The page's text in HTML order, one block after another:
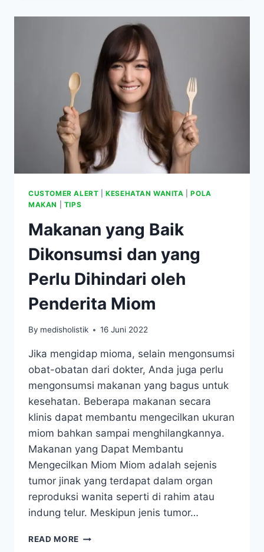
YANG
SEMBUH
KISTA
DENGAN
TERAPI
NUTRISI
MINYAK
KELAPA
DAN
TANPA
OPERASI
CUSTOMER ALERT |KESEHATAN WANITA |POLA
MAKAN
TIPS
Makanan yang Baik
Dikonsumsi dan yang
Perlu Dihindari oleh
Penderita Miom
By medisholistik 16 Juni 2022
Jika mengidap mioma, selain mengonsumsi
obat-obatan dari dokter, Anda juga perlu
mengonsumsi makanan yang bagus untuk
kesehatan. Beberapa makanan secara
klinis dapat membantu mengecilkan ukuran
miom bahkan sampai menghilangkannya.
Makanan yang Dapat Membantu
Mengecilkan Miom Miom adalah sejenis
tumor jinak yang terdapat dalam organ
reproduksi wanita seperti di rahim atau
indung telur. Meskipun jenis tumor…
READ MORE MAKANAN